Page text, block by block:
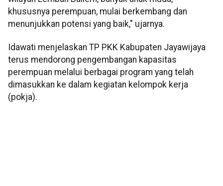
khususnya perempuan, mulai berkembang dan
menunjukkan potensi yang baik," ujarnya.
Idawati menjelaskan TP PKK Kabupaten Jayawijaya
terus mendorong pengembangan kapasitas
perempuan melalui berbagai program yang telah
dimasukkan ke dalam kegiatan kelompok kerja
(pokja).